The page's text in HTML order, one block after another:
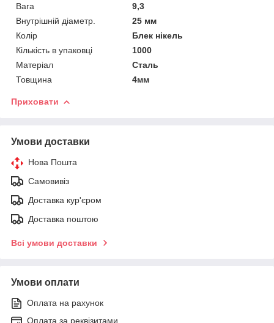
Вага
9,3
Внутрішній діаметр.
25 мм
Колір
Блек нікель
Кількість в упаковці
1000
Матеріал
Сталь
Товщина
4мм
Приховати
Умови доставки
Нова Пошта
Самовивіз
Доставка кур'єром
Доставка поштою
Всі умови доставки
Умови оплати
Оплата на рахунок
Оплата за реквізитами